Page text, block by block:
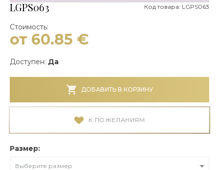
LGPS063 Код товара: LGPS063
Стоимость:
от 60.85 €
Доступен: Да
ДОБАВИТЬ В КОРЗИНУ
К ПОЖЕЛАНИЯМ
Размер:
Выберите размер